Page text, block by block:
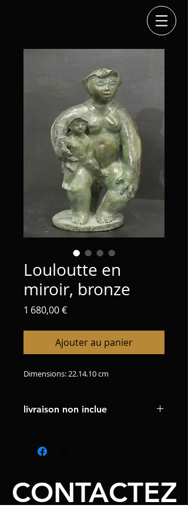
Louloutte en
miroir, bronze
1 680,00 €Prix
Ajouter au panier
Dimensions: 22.14.10 cm
livraison non inclue
CONTACTEZ